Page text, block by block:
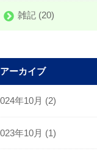
雑記 (20)
アーカイブ
年10月 (2)
年10月 (1)